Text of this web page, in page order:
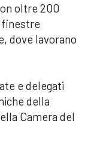
oltre 200
finestre
dove lavorano
e delegati
della
Camera del